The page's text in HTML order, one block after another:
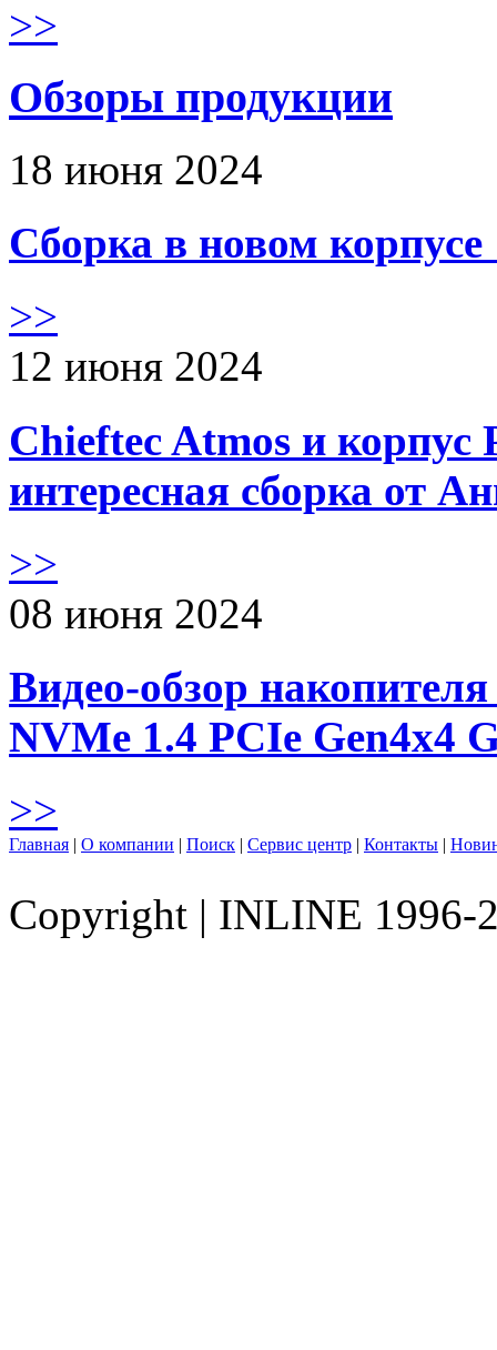
>>
Обзоры продукции
18 июня 2024
Сборка в новом
>>
12 июня 2024
Chieftec Atmos и корпус
интересная сборка от
>>
08 июня 2024
Видео-обзор
NVMe 1.4 PCIe Gen4х4
>>
Главная | О компании | Поиск | Сервис центр | Контакты |
Copyright | INLINE 1996-